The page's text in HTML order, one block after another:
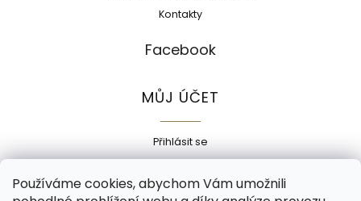
Používáme cookies, abychom Vám umožnili
Kontakty
Facebook
MŮJ ÚČET
Přihlásit se
Registrace
Historie objednávek